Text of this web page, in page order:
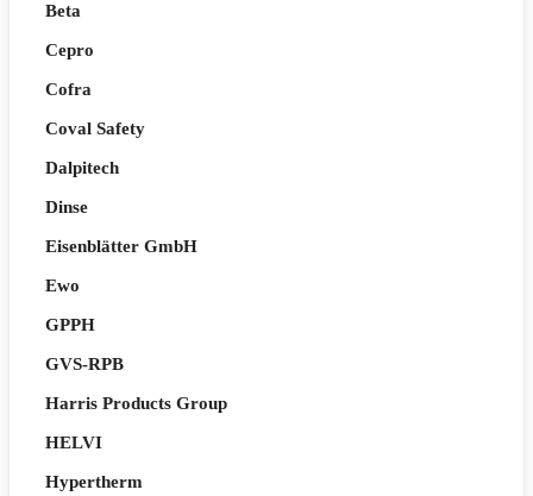
Beta
Cepro
Cofra
Coval Safety
Dalpitech
Dinse
Eisenblätter GmbH
Ewo
GPPH
GVS-RPB
Harris Products Group
HELVI
Hypertherm